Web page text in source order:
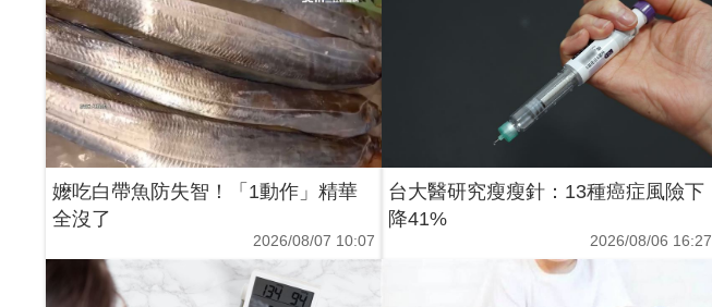
嬤吃白帶魚防失智！「1動作」精華
全沒了
2026/08/07 10:07
台大醫研究瘦瘦針：13種癌症風險下
降41%
2026/08/06 16:27